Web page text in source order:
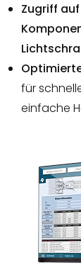
Zugriff
für
einfache